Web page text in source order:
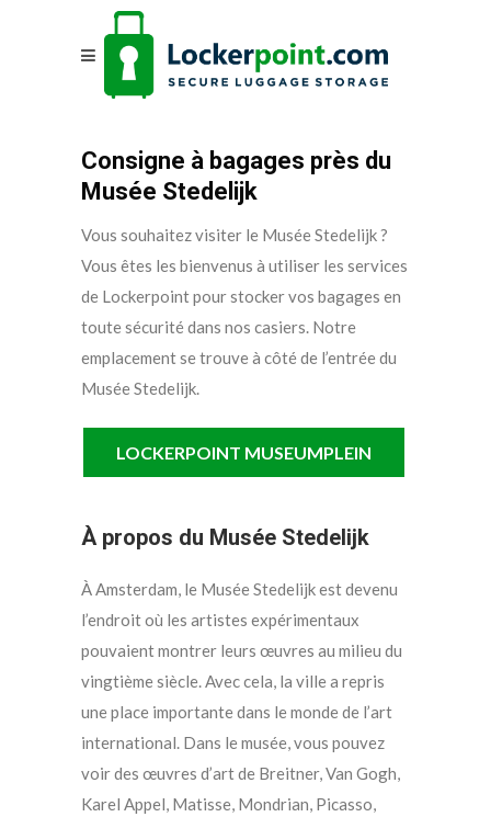
Consigne à bagages près du
Musée Stedelijk
Vous souhaitez visiter le Musée Stedelijk ?
Vous êtes les bienvenus à utiliser les services
de Lockerpoint pour stocker vos bagages en
toute sécurité dans nos casiers. Notre
emplacement se trouve à côté de l’entrée du
Musée Stedelijk.
LOCKERPOINT MUSEUMPLEIN
À propos du Musée Stedelijk
À Amsterdam, le Musée Stedelijk est devenu
l’endroit où les artistes expérimentaux
pouvaient montrer leurs œuvres au milieu du
vingtième siècle. Avec cela, la ville a repris
une place importante dans le monde de l’art
international. Dans le musée, vous pouvez
voir des œuvres d’art de Breitner, Van Gogh,
Karel Appel, Matisse, Mondrian, Picasso,